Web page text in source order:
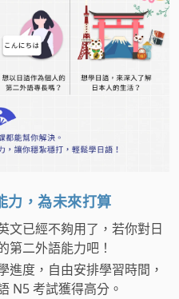
力，為未來打算
文已經不夠用了，若你對日
第二外語能力吧！
進度，自由安排學習時間，
N5 考試獲得高分。